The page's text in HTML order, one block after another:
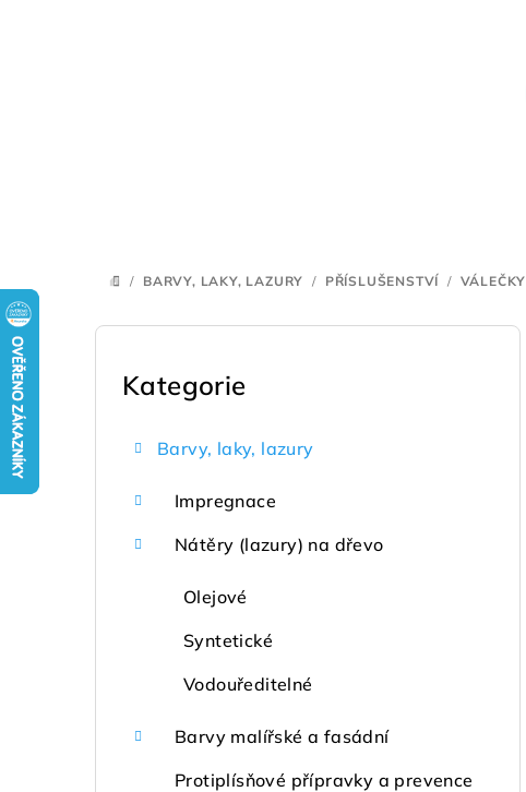
DOMŮ
/ BARVY, LAKY, LAZURY / PŘÍSLUŠENSTVÍ / VÁLEČKY
P
Přeskočit
kategorie
Kategorie
Barvy, laky, lazury
Impregnace
Nátěry (lazury) na dřevo
Olejové
Syntetické
Vodouředitelné
Barvy malířské a fasádní
Protiplísňové přípravky a prevence